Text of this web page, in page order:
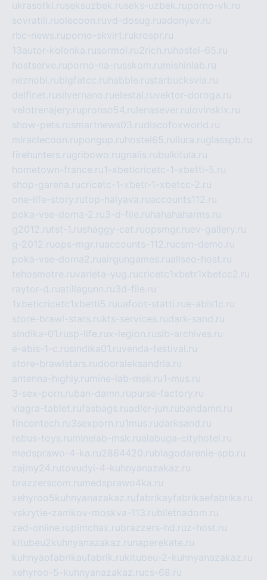
ukrasotki.ruseksuzbek.ruseks-uzbek.ruporno-vk.ru
sovratili.ruolecoon.ruvd-dosug.ruadonyev.ru
rbc-news.ruporno-skvirt.rukrospr.ru
13autor-kolonka.rusormol.ru2rich.ru hostel-65.ru
hostserve.ruporno-na-russkom.ru mishinlab.ru
neznobi.rubigfatcc.ru habble.rustarbucksvia.ru
delfinet.rusilvernano.ruelestal.ruvektor-doroga.ru
velotrenajery.rupronso54.ru lenasever.ru lovinskix.ru
show-pets.rusmartnews03.rudiscofoxworld.ru
miraclecoon.rupongup.ru hostel65.ru liura.ruglasspb.ru
firehunters.rugribowo.rugnalis.rubulkitula.ru
hometown-france.ru1-xbeticricetc-1-xbetti-5.ru
shop-garena.rucricetc-1-xbetr-1-xbetcc-2.ru
one-life-story.rutop-halyava.ruaccounts112.ru
poka-vse-doma-2.ru3-d-file.ru hahahaharms.ru
g2012.rutst-1.rushaggy-cat.ruopsmgr.ruev-gallery.ru
g-2012.ruops-mgr.ruaccounts-112.rucsm-demo.ru
poka-vse-doma2.ruairgungames.ruallseo-host.ru
tehosmotre.ruvarieta-yug.rucricetc1xbetr1xbetcc2.ru
raytor-d.ruatillagunn.ru3d-file.ru
1xbeticricetc1xbetti5.ruuafoot-statti.rue-abis1c.ru
store-brawl-stars.rukts-services.rudark-sand.ru
sindika-01.rusp-life.rux-legion.rusib-archives.ru
e-abis-1-c.rusindika01.ruvenda-festival.ru
store-brawlstars.rudooraleksandria.ru
antenna-highly.ru mine-lab-msk.ru1-mus.ru
3-sex-porn.ruban-damn.rupurse-factory.ru
viagra-tablet.rufasbags.ruadler-jun.rubandamn.ru
fincontech.ru3sexporn.ru1mus.rudarksand.ru
rebus-toys.ru minelab-msk.rualabuga-cityhotel.ru
medsprawo-4-ka.ru2864420.rublagodarenie-spb.ru
zajmy24.rutovudyi-4-kuhnyanazakaz.ru
brazzerscom.ru medsprawo4ka.ru
xehyroo5kuhnyanazakaz.rufabrikayfabrikaefabrika.ru
vskrytie-zamkov-moskva-113.rubiletnadom.ru
zed-online.rupimchax.rubrazzers-hd.ruz-host.ru
kitubeu2kuhnyanazakaz.ru naperekate.ru
kuhnyaofabrikaufabrik.rukitubeu-2-kuhnyanazakaz.ru
xehyroo-5-kuhnyanazakaz.rucs-68.ru